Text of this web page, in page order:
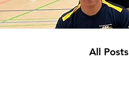
All Posts